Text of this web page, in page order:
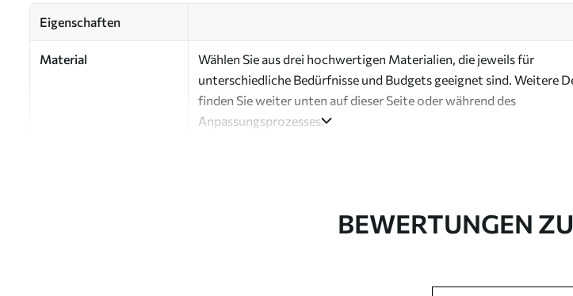
Eigenschaften
Material
Wählen Sie aus drei hochwertigen Materialien, die jeweils für
unterschiedliche Bedürfnisse und Budgets geeignet sind. Weitere
finden Sie weiter unten auf dieser Seite oder während des
Anpassungsprozesses.
BEWERTUNGEN